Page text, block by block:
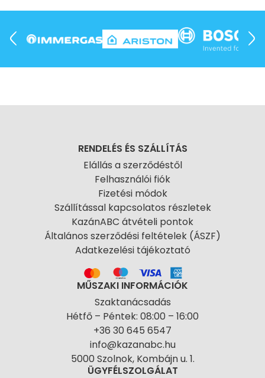
RENDELÉS ÉS SZÁLLÍTÁS
Elállás a szerződéstől
Felhasználói fiók
Fizetési módok
Szállítással kapcsolatos részletek
KazánABC átvételi pontok
Általános szerződési feltételek (ÁSZF)
Adatkezelési tájékoztató
MŰSZAKI INFORMÁCIÓK
Szaktanácsadás
Hétfő – Péntek: 08:00 – 16:00
+36 30 645 6547
info@kazanabc.hu
5000 Szolnok, Kombájn u. 1.
ÜGYFÉLSZOLGÁLAT